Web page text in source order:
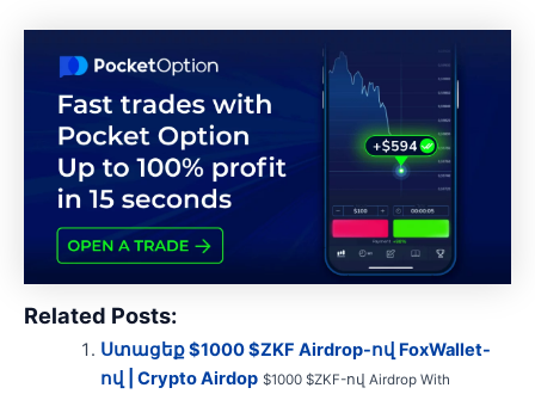
Related Posts:
Ստացեք $1000 $ZKF Airdrop-ով FoxWallet-
ով | Crypto Airdop $1000 $ZKF-ով Airdrop With